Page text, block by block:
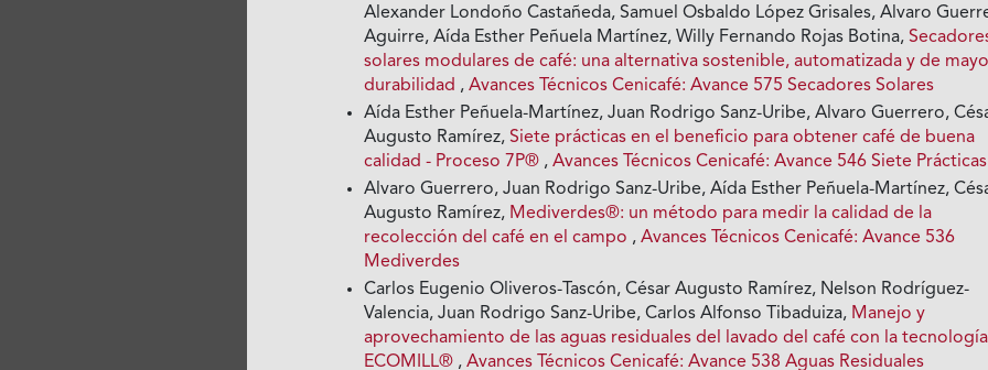
Alexander Londoño Castañeda, Samuel Osbaldo López Grisales, Alvaro
Aguirre, Aída Esther Peñuela Martínez, Willy Fernando Rojas Botina,
solares modulares de café: una alternativa sostenible, automatizada y de
durabilidad ,Avances Técnicos Cenicafé: Avance 575 Secadores Solares
Aída Esther Peñuela-Martínez, Juan Rodrigo Sanz-Uribe, Alvaro Guerrero,
Augusto Ramírez,Siete prácticas en el beneficio para obtener café de buena
calidad - Proceso 7P® ,Avances Técnicos Cenicafé: Avance 546 Siete
Alvaro Guerrero, Juan Rodrigo Sanz-Uribe, Aída Esther Peñuela-Martínez,
Augusto Ramírez, Mediverdes®: un método para medir la calidad de la
recolección del café en el campo ,Avances Técnicos Cenicafé: Avance 536
Mediverdes
Carlos Eugenio Oliveros-Tascón, César Augusto Ramírez, Nelson Rodríguez-
Valencia, Juan Rodrigo Sanz-Uribe, Carlos Alfonso Tibaduiza, Manejo y
aprovechamiento de las aguas residuales del lavado del café con la tecnología
ECOMILL® ,Avances Técnicos Cenicafé: Avance 538 Aguas Residuales